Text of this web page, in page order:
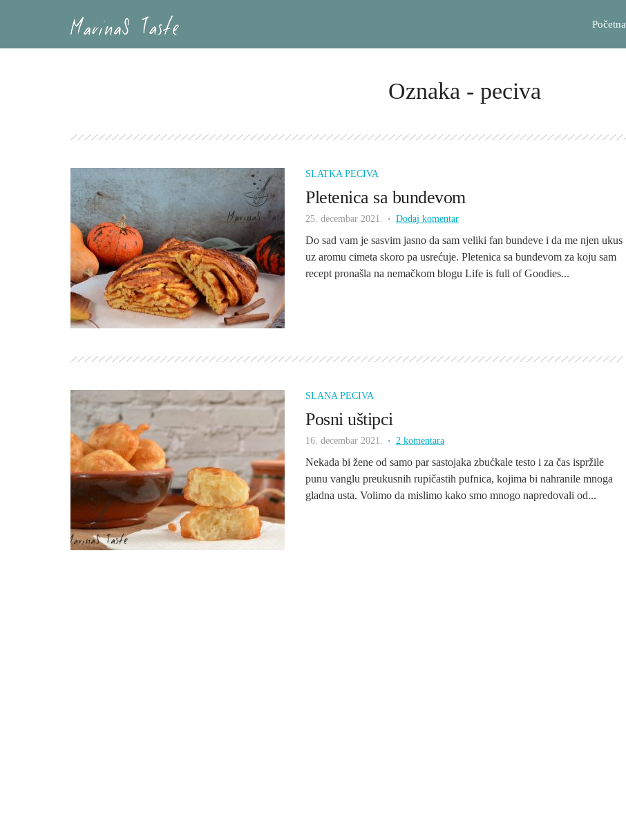
Početna
Oznaka - peciva
SLATKA PECIVA
Pletenica sa bundevom
25. decembar 2021. Dodaj komentar
Do sad vam je sasvim jasno da sam veliki fan bundeve i da me njen ukus
uz aromu cimeta skoro pa usrećuje. Pletenica sa bundevom za koju sam
recept pronašla na nemačkom blogu Life is full of Goodies...
SLANA PECIVA
Posni uštipci
16. decembar 2021. 2 komentara
Nekada bi žene od samo par sastojaka zbućkale testo i za čas ispržile
punu vanglu preukusnih rupičastih pufnica, kojima bi nahranile mnoga
gladna usta. Volimo da mislimo kako smo mnogo napredovali od...